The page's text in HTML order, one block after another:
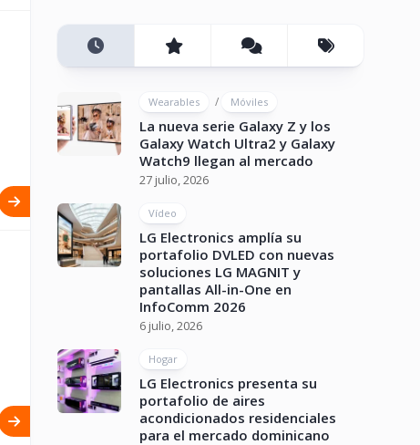
Wearables / Móviles
La nueva serie Galaxy Z y los
Galaxy Watch Ultra2 y Galaxy
Watch9 llegan al mercado
27 julio, 2026
Vídeo
LG Electronics amplía su
portafolio DVLED con nuevas
soluciones LG MAGNIT y
pantallas All-in-One en
InfoComm 2026
6 julio, 2026
Hogar
LG Electronics presenta su
portafolio de aires
acondicionados residenciales
para el mercado dominicano